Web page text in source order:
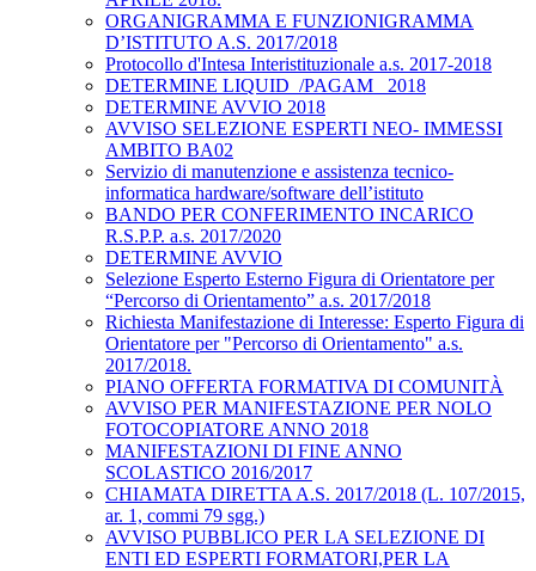
ORGANIGRAMMA E FUNZIONIGRAMMA
D’ISTITUTO A.S. 2017/2018
Protocollo d'Intesa Interistituzionale a.s. 2017-2018
DETERMINE LIQUID_/PAGAM_ 2018
DETERMINE AVVIO 2018
AVVISO SELEZIONE ESPERTI NEO- IMMESSI
AMBITO BA02
Servizio di manutenzione e assistenza tecnico-
informatica hardware/software dell’istituto
BANDO PER CONFERIMENTO INCARICO
R.S.P.P. a.s. 2017/2020
DETERMINE AVVIO
Selezione Esperto Esterno Figura di Orientatore per
“Percorso di Orientamento” a.s. 2017/2018
Richiesta Manifestazione di Interesse: Esperto Figura di
Orientatore per "Percorso di Orientamento" a.s.
2017/2018.
PIANO OFFERTA FORMATIVA DI COMUNITÀ
AVVISO PER MANIFESTAZIONE PER NOLO
FOTOCOPIATORE ANNO 2018
MANIFESTAZIONI DI FINE ANNO
SCOLASTICO 2016/2017
CHIAMATA DIRETTA A.S. 2017/2018 (L. 107/2015,
ar. 1, commi 79 sgg.)
AVVISO PUBBLICO PER LA SELEZIONE DI
ENTI ED ESPERTI FORMATORI,PER LA